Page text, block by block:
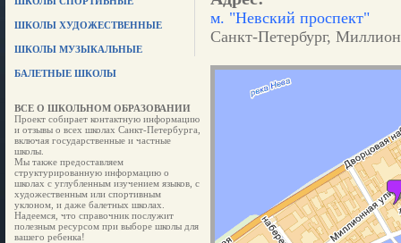
ШКОЛЫ ХУДОЖЕСТВЕННЫЕ
ШКОЛЫ МУЗЫКАЛЬНЫЕ
БАЛЕТНЫЕ ШКОЛЫ
ВСЕ О ШКОЛЬНОМ ОБРАЗОВАНИИ
Проект собирает контактную информацию
и отзывы о всех школах Санкт-Петербурга,
включая государственные и частные
школы.
Мы также предоставляем
структурированную информацию о
школах с углубленным изучением языков, с
художественным или спортивным
уклоном, и даже балетных школах.
Надеемся, что справочник послужит
полезным ресурсом при выборе школы для
вашего ребенка!
м. "Невский проспект"
Санкт-Петербург,